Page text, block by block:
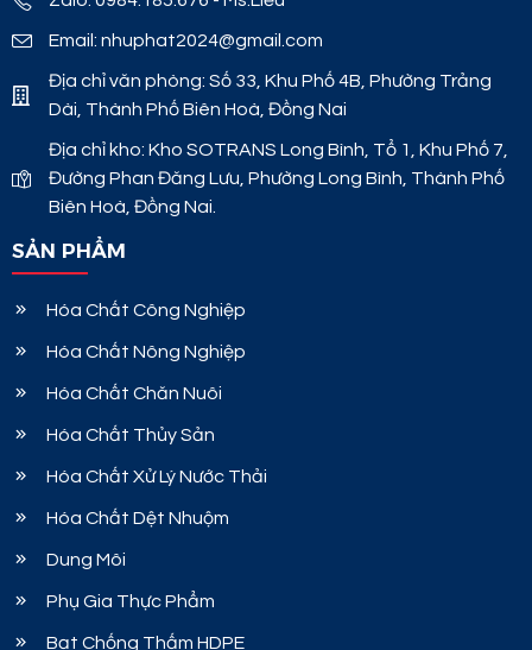
Email: nhuphat2024@gmail.com
Địa chỉ văn phòng: Số 33, Khu Phố 4B, Phường Trảng
Dài, Thành Phố Biên Hoà, Đồng Nai
Địa chỉ kho: Kho SOTRANS Long Bình, Tổ 1, Khu Phố 7,
Đường Phan Đăng Lưu, Phường Long Bình, Thành Phố
Biên Hoà, Đồng Nai.
SẢN PHẨM
Hóa Chất Công Nghiệp
Hóa Chất Nông Nghiệp
Hóa Chất Chăn Nuôi
Hóa Chất Thủy Sản
Hóa Chất Xử Lý Nước Thải
Hóa Chất Dệt Nhuộm
Dung Môi
Phụ Gia Thực Phẩm
Bạt Chống Thấm HDPE